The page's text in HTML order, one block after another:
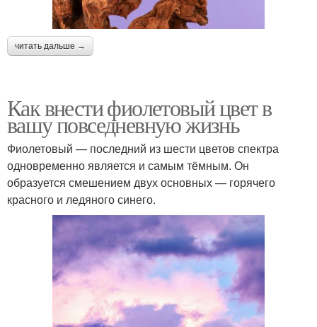
читать дальше →
Как внести фиолетовый цвет в
вашу повседневную жизнь
Фиолетовый — последний из шести цветов спектра
одновременно является и самым тёмным. Он
образуется смешением двух основных — горячего
красного и ледяного синего.